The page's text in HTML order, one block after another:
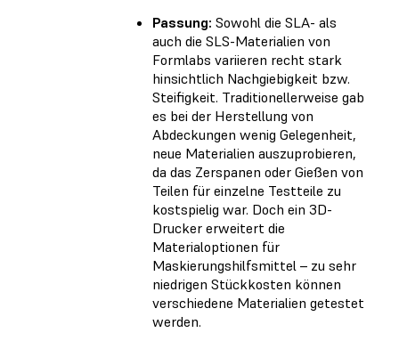
Passung: Sowohl die SLA- als
auch die SLS-Materialien von
Formlabs variieren recht stark
hinsichtlich Nachgiebigkeit bzw.
Steifigkeit. Traditionellerweise gab
es bei der Herstellung von
Abdeckungen wenig Gelegenheit,
neue Materialien auszuprobieren,
da das Zerspanen oder Gießen von
Teilen für einzelne Testteile zu
kostspielig war. Doch ein 3D-
Drucker erweitert die
Materialoptionen für
Maskierungshilfsmittel – zu sehr
niedrigen Stückkosten können
verschiedene Materialien getestet
werden.